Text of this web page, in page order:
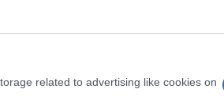
related to advertising like cookies on
i momentalno ćete prodisati. Zagrejte
a i cirkulacija će se znatno popraviti.